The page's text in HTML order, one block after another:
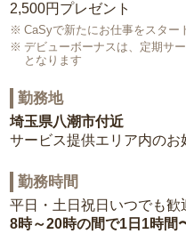
2,500円プレゼント
CaSyで新たにお仕事をスター
デビューボーナスは、定期サ
となります
勤務地
埼玉県八潮市付近
サービス提供エリア内のお
勤務時間
平日・土日祝日いつでも歓
8時～20時の間で1日1時間